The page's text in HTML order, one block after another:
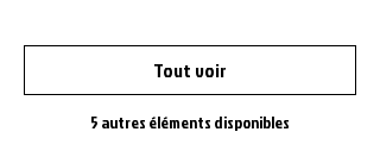
5 autres éléments disponibles
Tout voir